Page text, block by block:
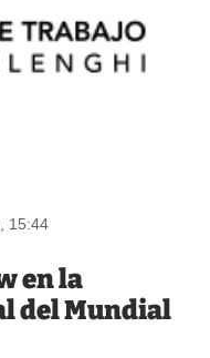
15:44
en la
del Mundial